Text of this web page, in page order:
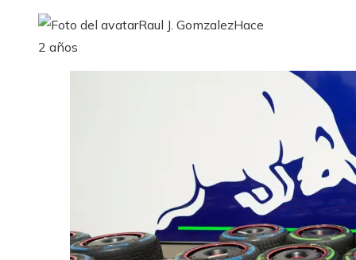
Raul J. GomzalezHace
2 años